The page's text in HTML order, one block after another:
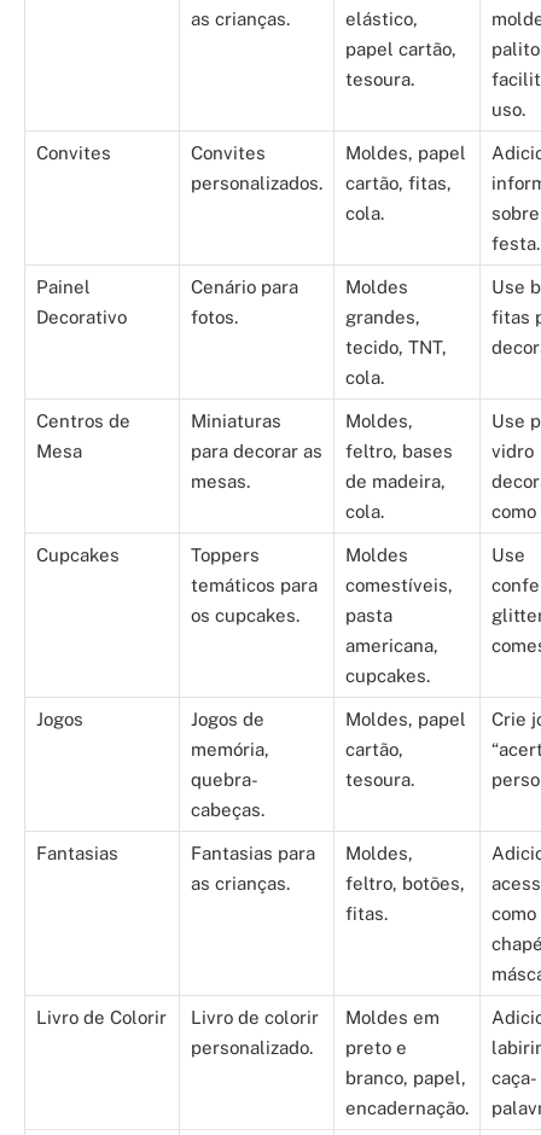
as crianças.
elástico,
papel cartão,
tesoura.
uso.
Convites
Convites
personalizados.
Moldes, papel
cartão, fitas,
cola.
festa.
Painel
Decorativo
Cenário para
fotos.
Moldes
grandes,
tecido, TNT,
cola.
Use
fitas
Centros de
Mesa
Miniaturas
para decorar as
mesas.
Moldes,
feltro, bases
de madeira,
cola.
Use
vidro
como
Cupcakes
Toppers
temáticos para
os cupcakes.
Moldes
comestíveis,
pasta
americana,
cupcakes.
Use
Jogos
Jogos de
memória,
quebra-
cabeças.
Moldes, papel
cartão,
tesoura.
Crie
Fantasias
Fantasias para
as crianças.
Moldes,
feltro, botões,
fitas.
como
Livro de Colorir
Livro de colorir
personalizado.
Moldes em
preto e
branco, papel,
encadernação.
caça-